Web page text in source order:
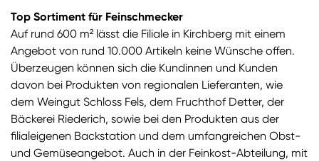
Top Sortiment für Feinschmecker
Auf rund 600 m² lässt die Filiale in Kirchberg mit einem
Angebot von rund 10.000 Artikeln keine Wünsche offen.
Überzeugen können sich die Kundinnen und Kunden
davon bei Produkten von regionalen Lieferanten, wie
dem Weingut Schloss Fels, dem Fruchthof Detter, der
Bäckerei Riederich, sowie bei den Produkten aus der
filialeigenen Backstation und dem umfangreichen Obst-
und Gemüseangebot. Auch in der Feinkost-Abteilung, mit